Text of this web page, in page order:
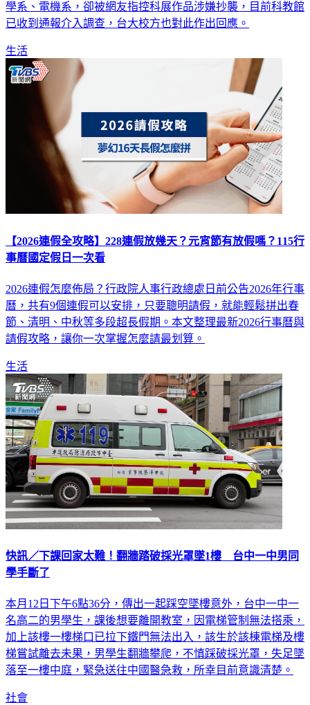
學系、電機系，卻被網友指控科展作品涉嫌抄襲，目前科教館
已收到通報介入調查，台大校方也對此作出回應。
生活
【2026連假全攻略】228連假放幾天？元宵節有放假嗎？115行
事曆國定假日一次看
2026連假怎麼佈局？行政院人事行政總處日前公告2026年行事
曆，共有9個連假可以安排，只要聰明請假，就能輕鬆拼出春
節、清明、中秋等多段超長假期。本文整理最新2026行事曆與
請假攻略，讓你一次掌握怎麼請最划算。
生活
快訊／下課回家太難！翻牆踏破採光罩墜1樓 台中一中男同
學手斷了
本月12日下午6點36分，傳出一起踩空墜樓意外，台中一中一
名高二的男學生，課後想要離開教室，因電梯管制無法搭乘，
加上該樓一樓梯口已拉下鐵門無法出入，該生於該棟電梯及樓
梯嘗試離去未果，男學生翻牆攀爬，不慎踩破採光罩，失足墜
落至一樓中庭，緊急送往中國醫急救，所幸目前意識清楚。
社會